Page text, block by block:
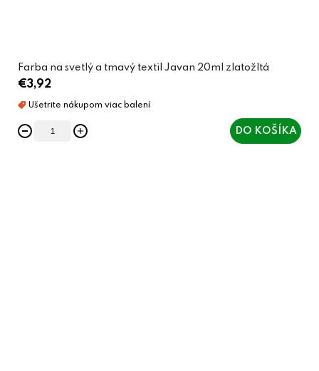
Farba na svetlý a tmavý textil Javan 20ml zlatožltá
€3,92
DO KOŠÍKA